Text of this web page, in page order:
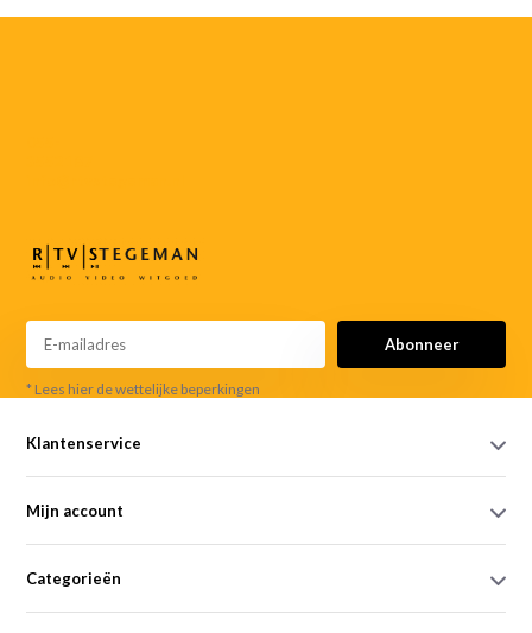
Abonneer
* Lees hier de wettelijke beperkingen
Klantenservice
Mijn account
Categorieën